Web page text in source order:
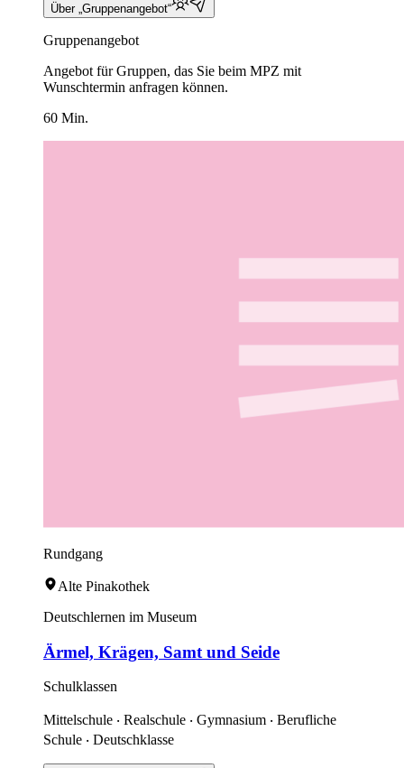
Über „Gruppenangebot“
Gruppenangebot
Angebot für Gruppen, das Sie beim MPZ mit
Wunschtermin anfragen können.
60 Min.
Rundgang
Alte Pinakothek
Deutschlernen im Museum
Ärmel, Krägen, Samt und Seide
Schulklassen
Mittelschule ‧ Realschule ‧ Gymnasium ‧ Berufliche
Schule ‧ Deutschklasse